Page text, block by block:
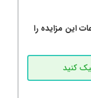
این مزایده را